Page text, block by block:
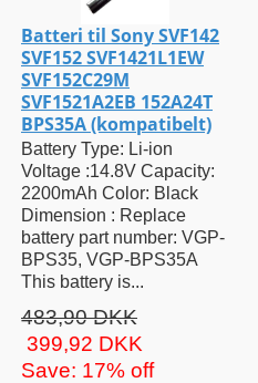
Batteri til Sony SVF142
SVF152 SVF1421L1EW
SVF152C29M
SVF1521A2EB 152A24T
BPS35A (kompatibelt)
Battery Type: Li-ion
Voltage :14.8V Capacity:
2200mAh Color: Black
Dimension : Replace
battery part number: VGP-
BPS35, VGP-BPS35A
This battery is...
483,90 DKK
399,92 DKK
Save: 17% off